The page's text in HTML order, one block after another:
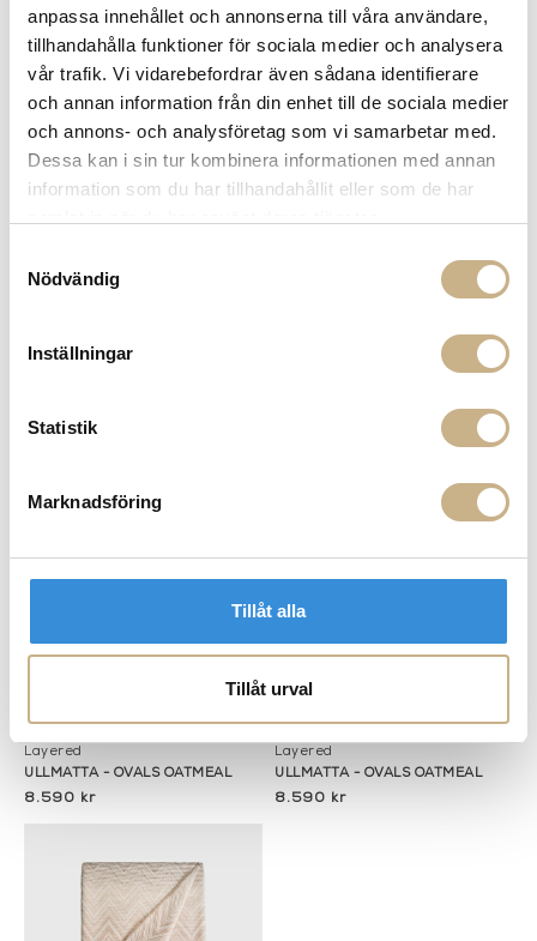
anpassa innehållet och annonserna till våra användare,
tillhandahålla funktioner för sociala medier och analysera
vår trafik. Vi vidarebefordrar även sådana identifierare
och annan information från din enhet till de sociala medier
och annons- och analysföretag som vi samarbetar med.
Dessa kan i sin tur kombinera informationen med annan
information som du har tillhandahållit eller som de har
Nödvändig
Inställningar
Statistik
Marknadsföring
Tillåt alla
Tillåt urval
I lager
PLÄD - TIE DYE 14
6.695 kr
BLANKET - STITCHING ROST RED
3.499 kr
4.980 kr
I lager
Layered
ULLMATTA - OVALS OATMEAL
8.590 kr
Layered
ULLMATTA - OVALS OATMEAL
8.590 kr